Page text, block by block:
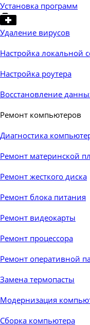
Установка программ
Удаление вирусов
Настройка локальной
Настройка роутера
Восстановление
Ремонт компьютеров
Диагностика
Ремонт материнской
Ремонт жесткого диска
Ремонт блока питания
Ремонт видеокарты
Ремонт процессора
Ремонт оперативной
Замена термопасты
Модернизация
Сборка компьютера